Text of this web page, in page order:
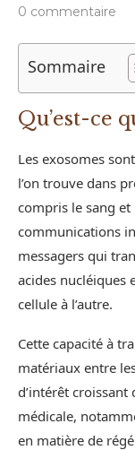
0 commentaire
Sommaire
Qu’est-ce
Les exosomes
l’on trouve dans
compris le sang et
communications
messagers qui
acides nucléiques
cellule à l’autre.
Cette capacité à
matériaux entre
d’intérêt
médicale,
en matière de